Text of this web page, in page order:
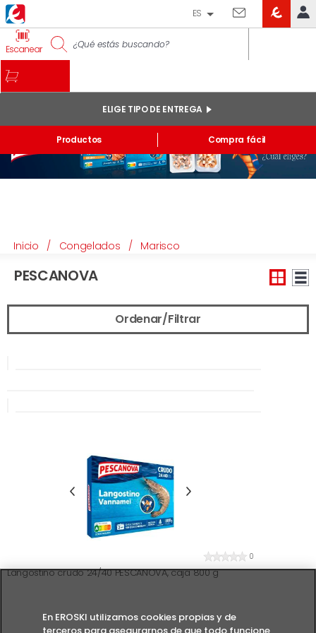
IDENTIFÍCATE
Pedidos online
Mis productos comprados en tienda y online
ES
Escanear
Productos
ELIGE TIPO DE ENTREGA
Compra fácil
Inicio / Congelados / Marisco
PESCANOVA
Ordenar/Filtrar
0
Langostino crudo 24/40 PESCANOVA, caja 800 g
En EROSKI utilizamos cookies propias y de
terceros para asegurarnos de que todo funcione